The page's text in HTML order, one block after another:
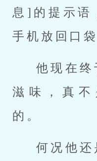
息]的提示语
手机放回口袋
他现在终
滋味，真
的。
何况他还